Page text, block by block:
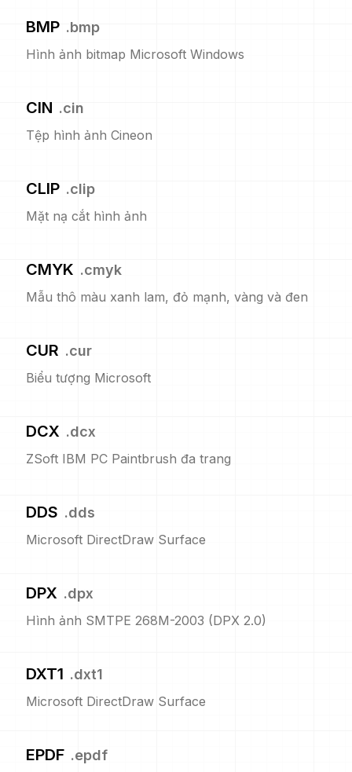
BMP .bmp
Hình ảnh bitmap Microsoft Windows
CIN .cin
Tệp hình ảnh Cineon
CLIP .clip
Mặt nạ cắt hình ảnh
CMYK .cmyk
Mẫu thô màu xanh lam, đỏ mạnh, vàng và đen
CUR .cur
Biểu tượng Microsoft
DCX .dcx
ZSoft IBM PC Paintbrush đa trang
DDS .dds
Microsoft DirectDraw Surface
DPX .dpx
Hình ảnh SMTPE 268M-2003 (DPX 2.0)
DXT1 .dxt1
Microsoft DirectDraw Surface
EPDF .epdf